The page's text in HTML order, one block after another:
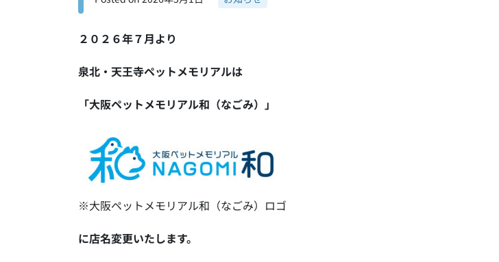
２０２６年７月より
泉北・天王寺ペットメモリアルは
「大阪ペットメモリアル和（なごみ）」
※大阪ペットメモリアル和（なごみ）ロゴ
に店名変更いたします。